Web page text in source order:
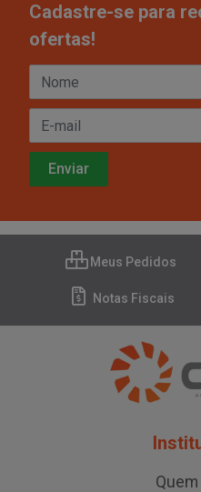
Cadastre-se para
ofertas!
Meus Pedidos
Notas Fiscais